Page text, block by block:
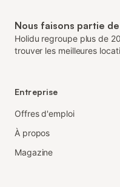
Nous faisons partie
Holidu regroupe plus de
trouver les meilleures
Entreprise
Offres d'emploi
À propos
Magazine